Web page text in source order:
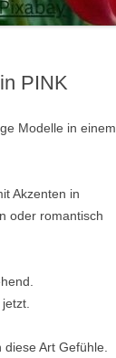
PINK
Modelle in einem
Akzenten in
oder romantisch
Art Gefühle.